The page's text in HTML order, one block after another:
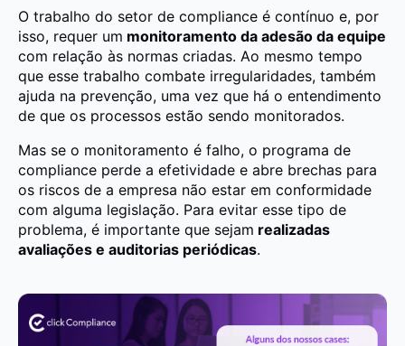
O trabalho do setor de compliance é contínuo e, por
isso, requer um monitoramento da adesão da equipe
com relação às normas criadas. Ao mesmo tempo
que esse trabalho combate irregularidades, também
ajuda na prevenção, uma vez que há o entendimento
de que os processos estão sendo monitorados.
Mas se o monitoramento é falho, o programa de
compliance perde a efetividade e abre brechas para
os riscos de a empresa não estar em conformidade
com alguma legislação. Para evitar esse tipo de
problema, é importante que sejam realizadas
avaliações e auditorias periódicas.